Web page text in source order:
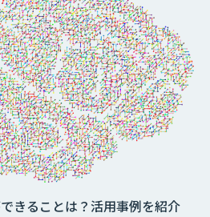
きることは？活用事例を紹介